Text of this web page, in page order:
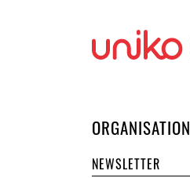
ORGANISATION
NEWSLETTER